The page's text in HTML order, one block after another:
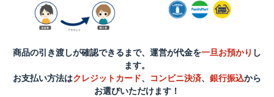
商品の引き渡しが確認できるまで、運営が代金を一旦お預かり し
ます。
お支払い方法はクレジットカード、 コンビニ決済、 銀行振込から
お選びいただけます！